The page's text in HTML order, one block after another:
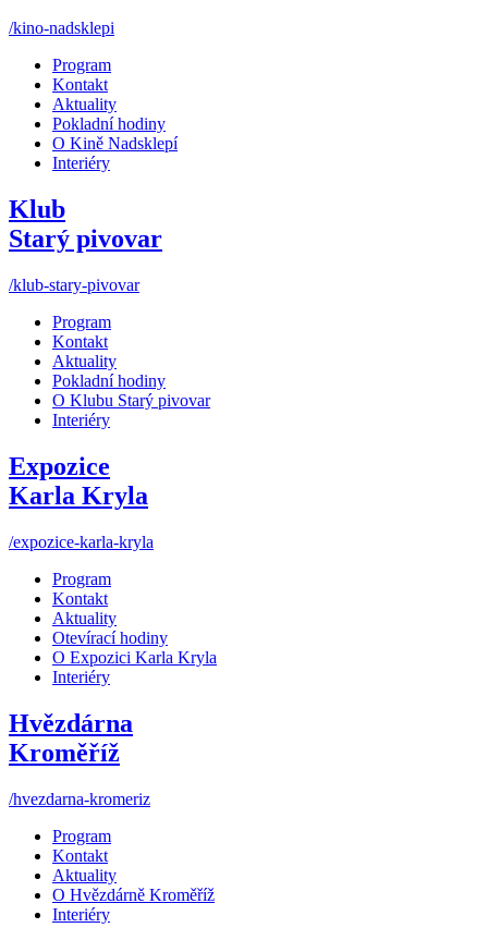
/kino-nadsklepi
Program
Kontakt
Aktuality
Pokladní hodiny
O Kině Nadsklepí
Interiéry
Klub
Starý pivovar
/klub-stary-pivovar
Program
Kontakt
Aktuality
Pokladní hodiny
O Klubu Starý pivovar
Interiéry
Expozice
Karla Kryla
/expozice-karla-kryla
Program
Kontakt
Aktuality
Otevírací hodiny
O Expozici Karla Kryla
Interiéry
Hvězdárna
Kroměříž
/hvezdarna-kromeriz
Program
Kontakt
Aktuality
O Hvězdárně Kroměříž
Interiéry